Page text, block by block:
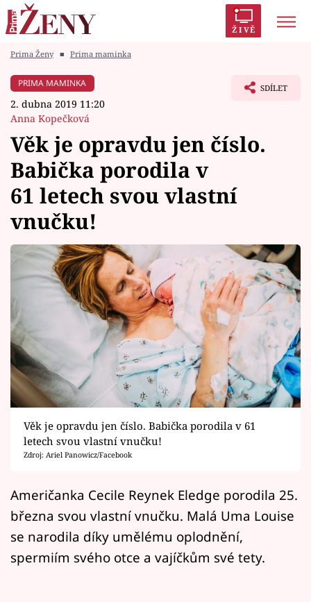
ŽIVĚ
Módní alarm
Zrádci
Témata
Celebrity
Vztahy
Seriály
Horoskopy
Sledujte prima+
Filmový festival Karlovy Vary
Mámy sobě
Přihlášení
Sledujte nás
Prima Ženy ■ Prima maminka
PRIMA MAMINKA
2. dubna 2019 11:20
Anna Kopečková
SDÍLET
Věk je opravdu jen číslo.
Babička porodila v
61 letech svou vlastní
vnučku!
Věk je opravdu jen číslo. Babička porodila v 61
letech svou vlastní vnučku!
Zdroj: Ariel Panowicz/Facebook
Američanka Cecile Reynek Eledge porodila 25.
března svou vlastní vnučku. Malá Uma Louise
se narodila díky umělému oplodnění,
spermiím svého otce a vajíčkům své tety.